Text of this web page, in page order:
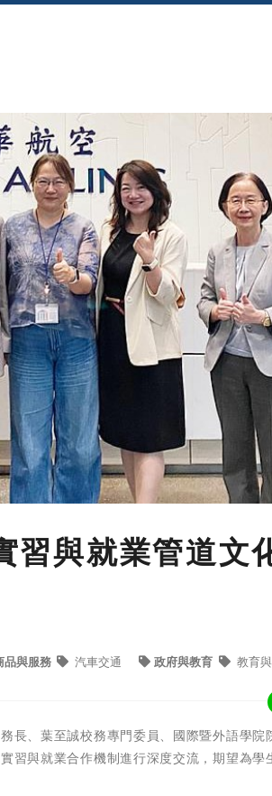
習與就業管道文
品與服務 汽車交通 政府與教育 教育
長、葉至誠校務專門委員、國際暨外語學院
習與就業合作機制進行深度交流，期望為學